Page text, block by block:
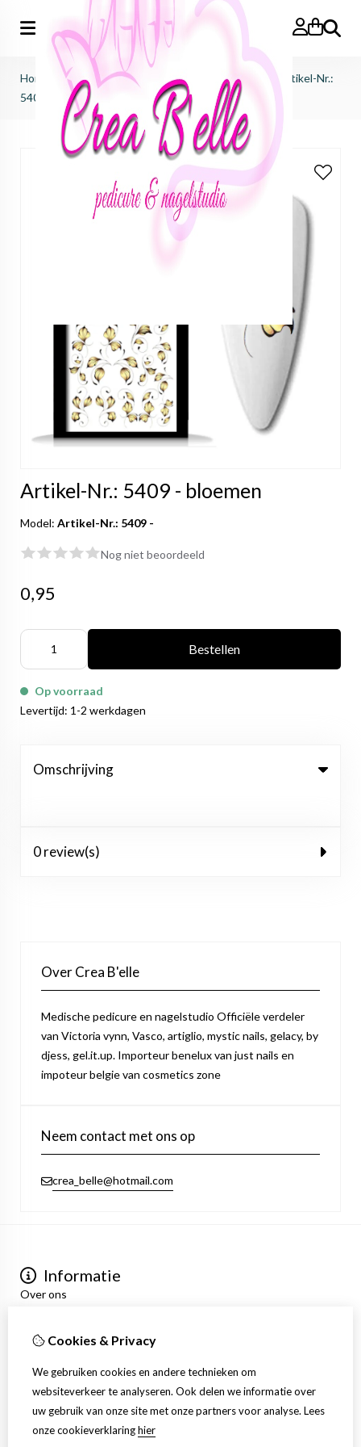
Zoeken
Home afprijzingen>sale waterdecals ink victus > Artikel-Nr.:
5409 - bloemen
Artikel-Nr.: 5409 - bloemen
Model: Artikel-Nr.: 5409 -
Nog niet beoordeeld
0,95
Bestellen
Op voorraad
Levertijd: 1-2 werkdagen
Omschrijving
0 review(s)
Over Crea B'elle
Medische pedicure en nagelstudio Officiële verdeler
van Victoria vynn, Vasco, artiglio, mystic nails, gelacy, by
djess, gel.it.up. Importeur benelux van just nails en
impoteur belgie van cosmetics zone
Neem contact met ons op
crea_belle@hotmail.com
Informatie
Over ons
Algemene voorwaarden
Mijn account
Inloggen
Bestelhistorie
Verlanglijst
Nieuwsbrief
Cookies & Privacy
We gebruiken cookies en andere technieken om
websiteverkeer te analyseren. Ook delen we informatie over
uw gebruik van onze site met onze partners voor analyse. Lees
onze cookieverklaringhier